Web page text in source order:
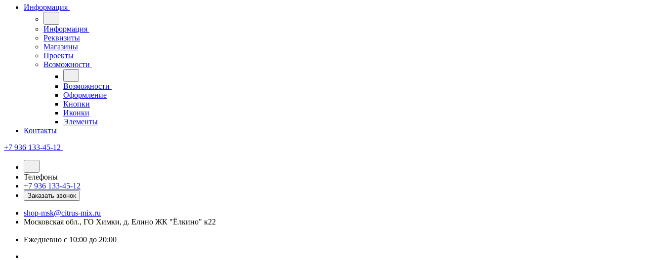
Информация
Информация
Реквизиты
Магазины
Проекты
Возможности
Возможности
Оформление
Кнопки
Иконки
Элементы
Контакты
+7 936 133-45-12
Телефоны
+7 936 133-45-12
Заказать звонок
shop-msk@citrus-mix.ru
Московская обл., ГО Химки, д. Елино ЖК "Ёлкино" к22
Ежедневно с 10:00 до 20:00